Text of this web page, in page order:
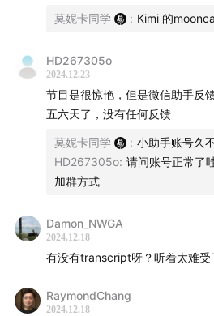
不变？
这次讨论的话题需要一些技术基
在海外工作生活，夹杂英文在所难
评论区提出新的问题和观点。
莫妮卡同学 : Kimi 的
HD267305o
2024.12.23
节目是很惊艳，但是微信助手反
五六天了，没有任何反馈
莫妮卡同学 : 小助手账号久
HD267305o: 请问账号正常了
加群方式
Damon_NWGA
2024.12.18
有没有transcript呀？听着太难受
RaymondChang
2024.12.18